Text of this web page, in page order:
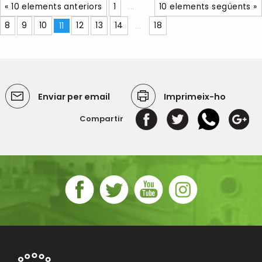
« 10 elements anteriors 10 elements següents »
1
...
8
9 10 11 12 13 14 ... 18
Enviar per email Imprimeix-ho
Compartir